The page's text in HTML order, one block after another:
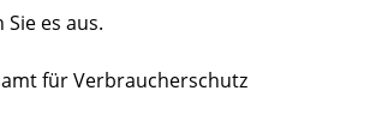
es aus.
für Verbraucherschutz